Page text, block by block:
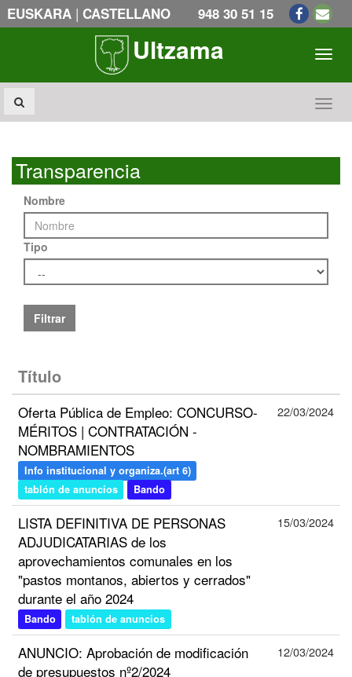
EUSKARA | CASTELLANO 948 30 51 15
Ultzama
Transparencia
Nombre
Tipo
Filtrar
Título
Oferta Pública de Empleo: CONCURSO-
MÉRITOS | CONTRATACIÓN -
NOMBRAMIENTOS
Info institucional y organiza.(art 6)
tablón de anuncios
Bando
22/03/2024
LISTA DEFINITIVA DE PERSONAS
ADJUDICATARIAS de los
aprovechamientos comunales en los
"pastos montanos, abiertos y cerrados"
durante el año 2024
Bando tablón de anuncios
15/03/2024
ANUNCIO: Aprobación de modificación
de presupuestos nº2/2024
12/03/2024